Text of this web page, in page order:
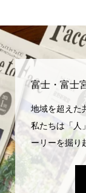
富士・富士
地域を超えた
私たちは「人
ーリーを掘り